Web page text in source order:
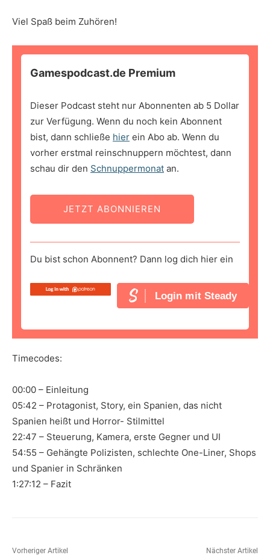
Viel Spaß beim Zuhören!
Gamespodcast.de Premium
Dieser Podcast steht nur Abonnenten ab 5 Dollar
zur Verfügung. Wenn du noch kein Abonnent
bist, dann schließe hier ein Abo ab. Wenn du
vorher erstmal reinschnuppern möchtest, dann
schau dir den Schnuppermonat an.
JETZT ABONNIEREN
Du bist schon Abonnent? Dann log dich hier ein
Login mit Steady
Timecodes:
00:00 – Einleitung
05:42 – Protagonist, Story, ein Spanien, das nicht
Spanien heißt und Horror- Stilmittel
22:47 – Steuerung, Kamera, erste Gegner und UI
54:55 – Gehängte Polizisten, schlechte One-Liner, Shops
und Spanier in Schränken
1:27:12 – Fazit
Vorheriger Artikel Nächster Artikel